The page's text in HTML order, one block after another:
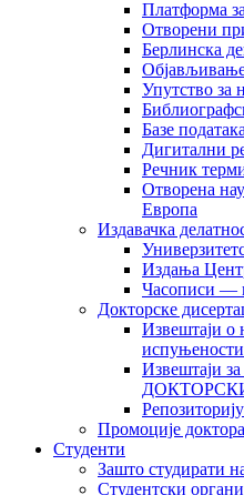
Платформа
Отворени
Берлинска
Упутство за
Базе
Дигитални
Рeчник
Отворена
Европа
Издавачка
Издања
Часописи —
Докторске
Извештаји о
Извештаји
Промоције
Студенти
Зашто студирати
Студентски органи